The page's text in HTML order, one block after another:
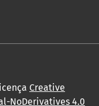
Creative
NoDerivatives 4.0